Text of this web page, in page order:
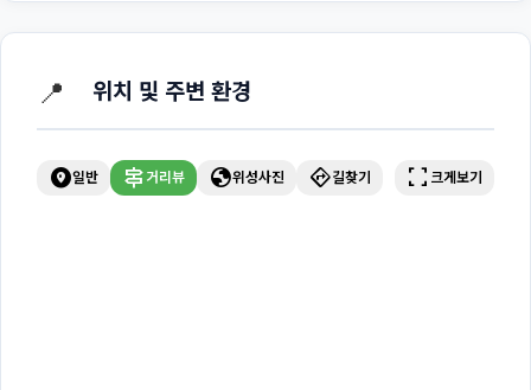
📍 위치 및 주변 환경
explore_nearby일반 signpost 거리뷰 globe위성사진 directions길찾기 fullscreen 크게보기